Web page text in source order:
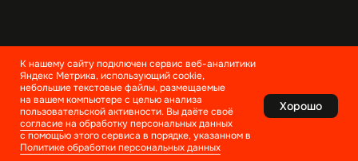
К нашему сайту подключен сервис веб-аналитики
Яндекс Метрика, использующий cookie,
небольшие текстовые файлы, размещаемые
на вашем компьютере с целью анализа
пользовательской активности. Вы даёте своё
согласиена обработку персональных данных
с помощью этого сервиса в порядке, указанном в
Политике обработки персональных данных
Хорошо